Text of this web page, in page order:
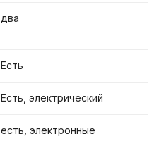
два
Есть
Есть, электрический
есть, электронные